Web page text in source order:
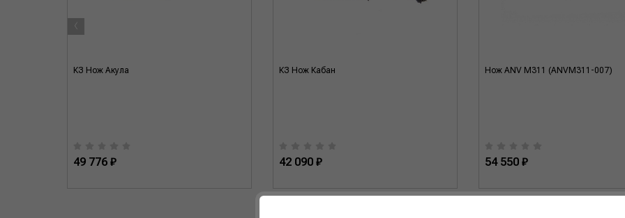
КЗ Нож Акула
49 776 ₽
КЗ Нож Кабан
42 090 ₽
Нож ANV M311 (ANVM311-007)
54 550 ₽
‹